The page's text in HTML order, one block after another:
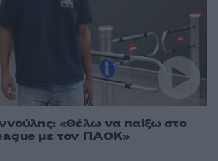
«Θέλω να παίξω στο
με τον ΠΑΟΚ»